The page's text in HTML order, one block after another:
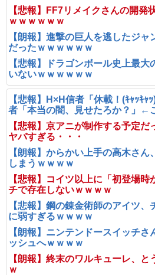
【悲報】FF7リメイクさんの開発
ｗｗｗｗｗｗ
【朗報】進撃の巨人を逃したジ
だったｗｗｗｗｗｗ
【悲報】ドラゴンボール史上最
いないｗｗｗｗｗｗ
【悲報】H×H信者「休載！(ｷｬｯｷ
者「本当の闇、見せたろか？」←
【悲報】京アニが制作する予定
ヤバすぎる・・・
【朗報】からかい上手の高木さ
しまうｗｗｗｗ
【悲報】コイツ以上に「初登場
チで存在しないｗｗｗｗ
【悲報】鋼の錬金術師のアイツ
に弱すぎるｗｗｗｗ
【朗報】ニンテンドースイッチ
ッシュへｗｗｗｗ
【朗報】終末のワルキューレ、
ｗ